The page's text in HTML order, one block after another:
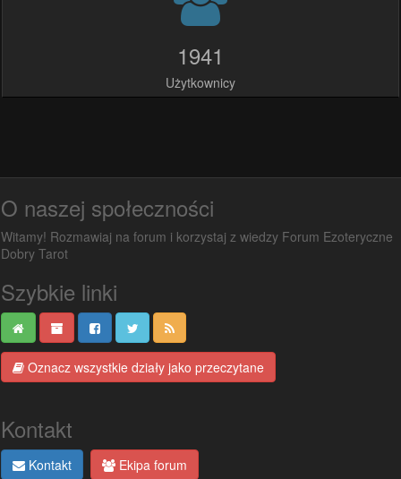
1941
Użytkownicy
O naszej społeczności
Witamy! Rozmawiaj na forum i korzystaj z wiedzy Forum Ezoteryczne
Dobry Tarot
Szybkie linki
Oznacz wszystkie działy jako przeczytane
Kontakt
Kontakt Ekipa forum